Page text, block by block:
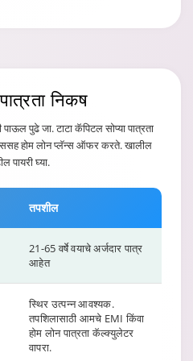
निकष
पुढे जा. टाटा कॅपिटल सोप्या पात्रता
होम लोन प्लॅन्स ऑफर करते. खालील
पायरी घ्या.
तपशील
21-65 वर्षे वयाचे अर्जदार पात्र
आहेत
स्थिर उत्पन्न आवश्यक.
तपशिलासाठी आमचे EMI किंवा
होम लोन पात्रता कॅल्क्युलेटर
वापरा.